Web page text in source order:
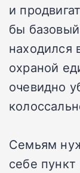
и
бы
находился
охраной
очевидно
Семьям
себе